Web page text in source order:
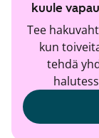
kuule
Tee
kun
tehdä